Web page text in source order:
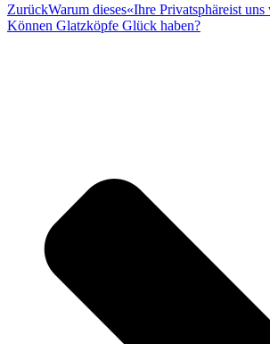
ZurückWarum dieses«Ihre Privatsphäreist
Können Glatzköpfe Glück haben?